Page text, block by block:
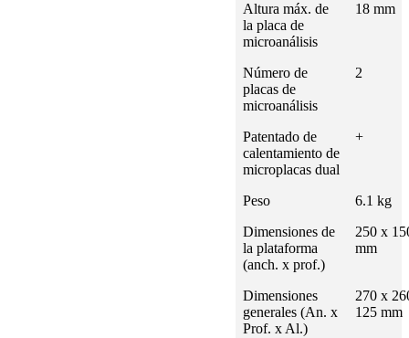
Altura máx. de
la placa de
microanálisis
18 mm
Número de
placas de
microanálisis
2
Patentado de
calentamiento de
microplacas dual
+
Peso
6.1 kg
Dimensiones de
la plataforma
(anch. x prof.)
250 x
mm
Dimensiones
generales (An. x
Prof. x Al.)
270 x
125 mm